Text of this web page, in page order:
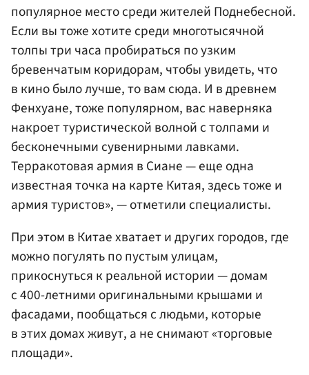
популярное место среди жителей Поднебесной.
Если вы тоже хотите среди многотысячной
толпы три часа пробираться по узким
бревенчатым коридорам, чтобы увидеть, что
в кино было лучше, то вам сюда. И в древнем
Фенхуане, тоже популярном, вас наверняка
накроет туристической волной с толпами и
бесконечными сувенирными лавками.
Терракотовая армия в Сиане — еще одна
известная точка на карте Китая, здесь тоже и
армия туристов», — отметили специалисты.
При этом в Китае хватает и других городов, где
можно погулять по пустым улицам,
прикоснуться к реальной истории — домам
с 400-летними оригинальными крышами и
фасадами, пообщаться с людьми, которые
в этих домах живут, а не снимают «торговые
площади».